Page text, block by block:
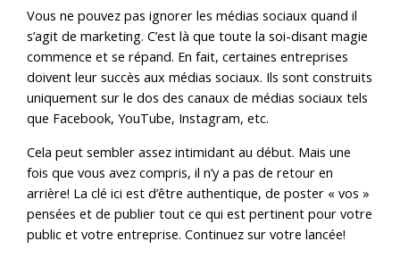
Vous ne pouvez pas ignorer les médias sociaux quand il
s’agit de marketing. C’est là que toute la soi-disant magie
commence et se répand. En fait, certaines entreprises
doivent leur succès aux médias sociaux. Ils sont construits
uniquement sur le dos des canaux de médias sociaux tels
que Facebook, YouTube, Instagram, etc.
Cela peut sembler assez intimidant au début. Mais une
fois que vous avez compris, il n’y a pas de retour en
arrière! La clé ici est d’être authentique, de poster « vos »
pensées et de publier tout ce qui est pertinent pour votre
public et votre entreprise. Continuez sur votre lancée!